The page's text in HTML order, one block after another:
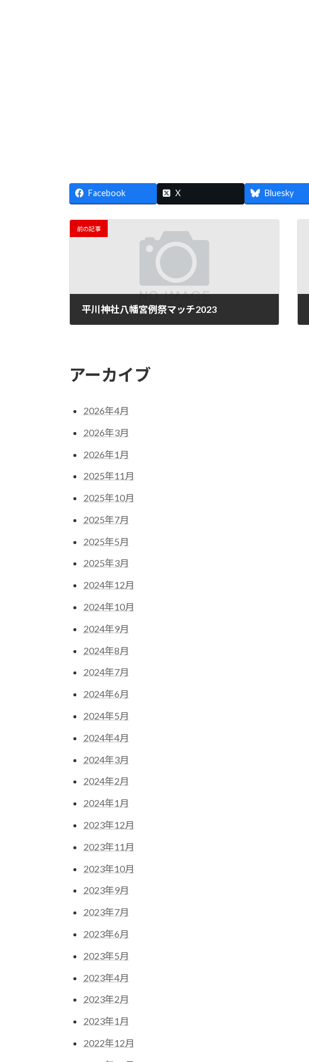
Facebook X Bluesky
前の記事
平川神社八幡宮例祭マッチ2023
アーカイブ
2026年4月
2026年3月
2026年1月
2025年11月
2025年10月
2025年7月
2025年5月
2025年3月
2024年12月
2024年10月
2024年9月
2024年8月
2024年7月
2024年6月
2024年5月
2024年4月
2024年3月
2024年2月
2024年1月
2023年12月
2023年11月
2023年10月
2023年9月
2023年7月
2023年6月
2023年5月
2023年4月
2023年2月
2023年1月
2022年12月